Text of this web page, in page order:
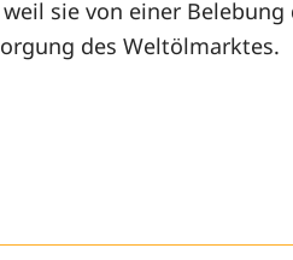
sie von einer
des Weltölmarktes.